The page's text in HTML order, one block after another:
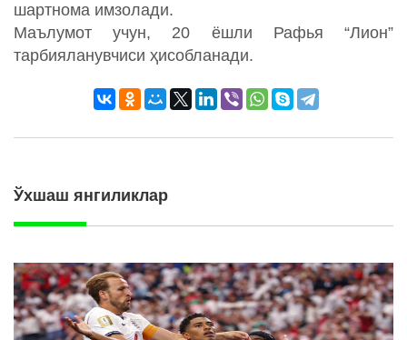
шартнома имзолади.
Маълумот учун, 20 ёшли Рафья “Лион”
тарбияланувчиси ҳисобланади.
Ўхшаш янгиликлар